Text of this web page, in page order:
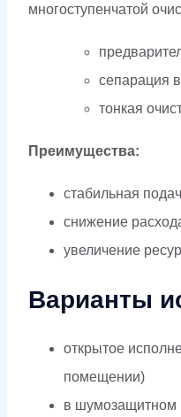
многоступенчатой
сепарация
тонкая
Преимущества:
стабильная
снижение
увеличение
Варианты
открытое
помещении)
в шумозащитном